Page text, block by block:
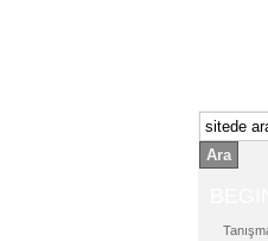
Ara